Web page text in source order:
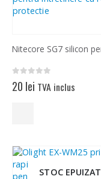
0 out of 5
20 lei TVA inclus
STOC EPUIZAT